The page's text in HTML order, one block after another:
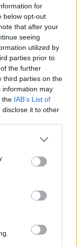
for
below opt-out
that after your
seeing
utilized by
parties prior to
the further
third parties on the
information may
the IAB’s List of
it to other
or more Google
You may click to
party tags to
in below Google
statale 125 a
auto coinvolte: